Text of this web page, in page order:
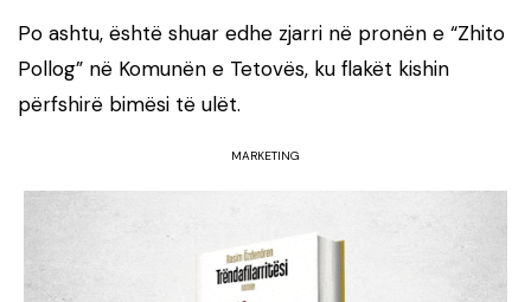
Po ashtu, është shuar edhe zjarri në pronën e “Zhito
Pollog” në Komunën e Tetovës, ku flakët kishin
përfshirë bimësi të ulët.
MARKETING